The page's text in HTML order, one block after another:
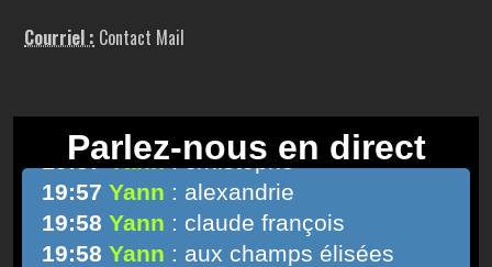
Courriel : Contact Mail